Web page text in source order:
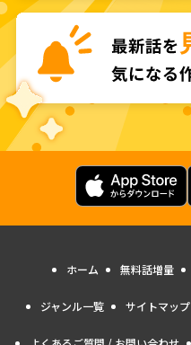
ホーム 無料話増量
ジャンル一覧 サイトマップ